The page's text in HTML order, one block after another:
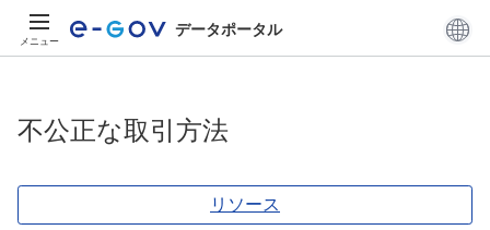
メニュー
データポータル
不公正な取引方法
リソース